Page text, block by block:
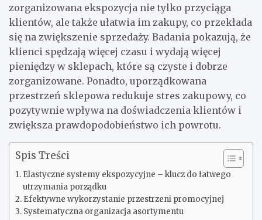
zorganizowana ekspozycja nie tylko przyciąga
klientów, ale także ułatwia im zakupy, co przekłada
się na zwiększenie sprzedaży. Badania pokazują, że
klienci spędzają więcej czasu i wydają więcej
pieniędzy w sklepach, które są czyste i dobrze
zorganizowane. Ponadto, uporządkowana
przestrzeń sklepowa redukuje stres zakupowy, co
pozytywnie wpływa na doświadczenia klientów i
zwiększa prawdopodobieństwo ich powrotu.
Spis Treści
Elastyczne systemy ekspozycyjne – klucz do łatwego
utrzymania porządku
Efektywne wykorzystanie przestrzeni promocyjnej
Systematyczna organizacja asortymentu